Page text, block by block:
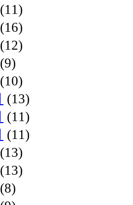
(11)
(16)
(12)
(9)
(10)
(13)
(11)
(11)
(13)
(13)
(8)